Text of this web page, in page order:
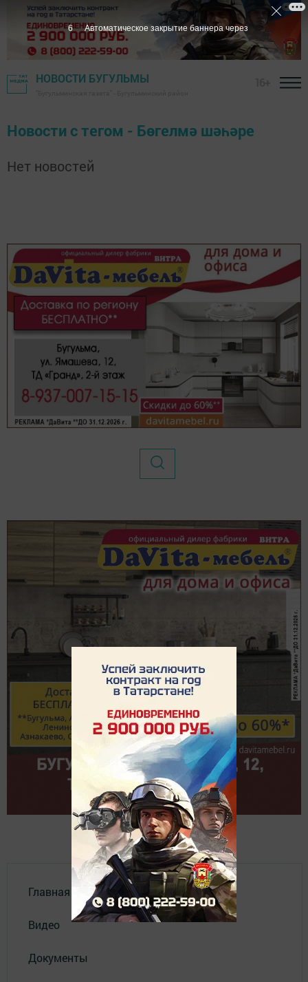
НОВОСТИ БУГУЛЬМЫ
Новости с тегом - Бөгелмә шәһәре
Нет новостей
Главная
Видео
Документы
6 Автоматическое закрытие баннера через